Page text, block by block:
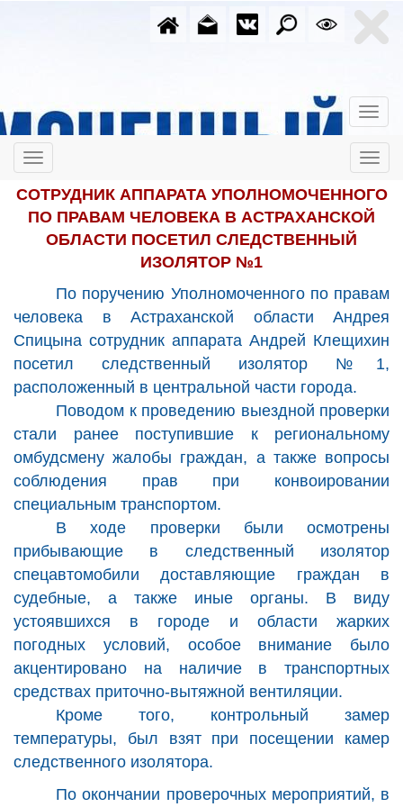
СОТРУДНИК АППАРАТА УПОЛНОМОЧЕННОГО
ПО ПРАВАМ ЧЕЛОВЕКА В АСТРАХАНСКОЙ
ОБЛАСТИ ПОСЕТИЛ СЛЕДСТВЕННЫЙ
ИЗОЛЯТОР №1
По поручению Уполномоченного по правам
человека в Астраханской области Андрея
Спицына сотрудник аппарата Андрей Клещихин
посетил следственный изолятор №1,
расположенный в центральной части города.
Поводом к проведению выездной проверки
стали ранее поступившие к региональному
омбудсмену жалобы граждан, а также вопросы
соблюдения прав при конвоировании
специальным транспортом.
В ходе проверки были осмотрены
прибывающие в следственный изолятор
спецавтомобили доставляющие граждан в
судебные, а также иные органы. В виду
устоявшихся в городе и области жарких
погодных условий, особое внимание было
акцентировано на наличие в транспортных
средствах приточно-вытяжной вентиляции.
Кроме того, контрольный замер
температуры, был взят при посещении камер
следственного изолятора.
По окончании проверочных мероприятий, в